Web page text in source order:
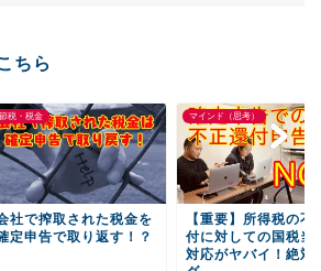
ちら
マインド（思考）
重要】所得税の不正還
に対しての国税当局の
節税・税金
２０２２年版【確定
セミナー】が終わり
た！